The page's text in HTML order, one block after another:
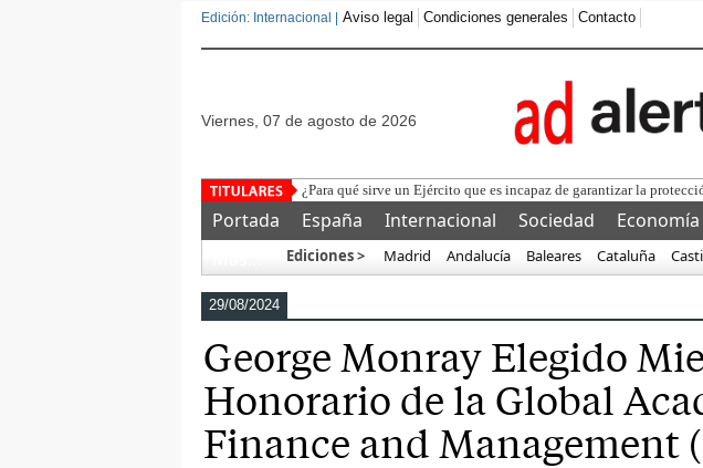
Edición: Internacional | Aviso legal Condiciones generales Contacto
viernes, 07 de agosto de 2026
La Feder
Portada España Internacional Sociedad Economía
Ediciones > Madrid Andalucía Baleares Cataluña
29/08/2024
George Monray Elegido
Honorario de la Global
Finance and Management